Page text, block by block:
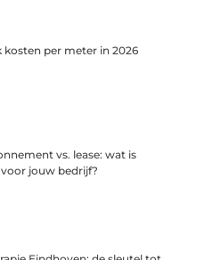
kosten per meter in 2026
vs. lease: wat is
jouw bedrijf?